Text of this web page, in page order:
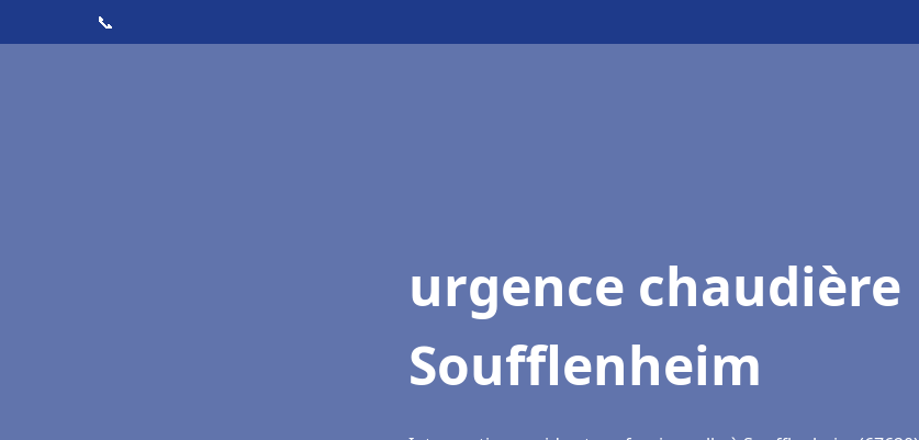
📞
urgence chaudière
Soufflenheim